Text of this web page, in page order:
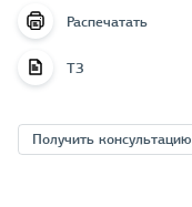
Распечатать
ТЗ
Получить консультацию